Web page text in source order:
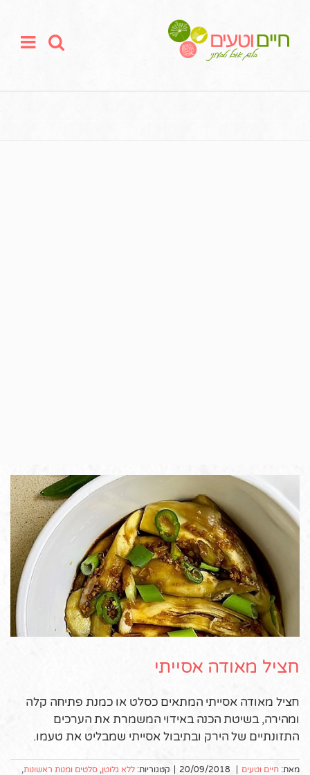
חציל מאודה אסייתי
חציל מאודה אסייתי המתאים כסלט או כמנת פתיחה קלה
ומהירה, בשיטת הכנה באידוי המשמרת את הערכים
התזונתיים של הירק ובתיבול אסייתי שמבליט את טעמו.
מאת: חיים וטעים |
20/09/2018
| קטגוריות: ללא גלוטן סלטים ומנות ראשונות